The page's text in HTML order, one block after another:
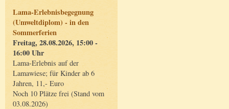
Lama-Erlebnisbegegnung
(Umweltdiplom) - in den
Sommerferien
Freitag, 28.08.2026, 15:00 -
16:00 Uhr
Lama-Erlebnis auf der
Lamawiese; für Kinder ab 6
Jahren, 11,- Euro
Noch 10 Plätze frei (Stand vom
03.08.2026)